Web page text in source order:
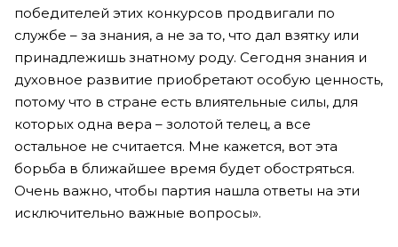
победителей этих конкурсов продвигали по
службе – за знания, а не за то, что дал взятку или
принадлежишь знатному роду. Сегодня знания и
духовное развитие приобретают особую ценность,
потому что в стране есть влиятельные силы, для
которых одна вера – золотой телец, а все
остальное не считается. Мне кажется, вот эта
борьба в ближайшее время будет обостряться.
Очень важно, чтобы партия нашла ответы на эти
исключительно важные вопросы».